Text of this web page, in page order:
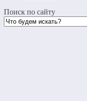
Поиск по сайту